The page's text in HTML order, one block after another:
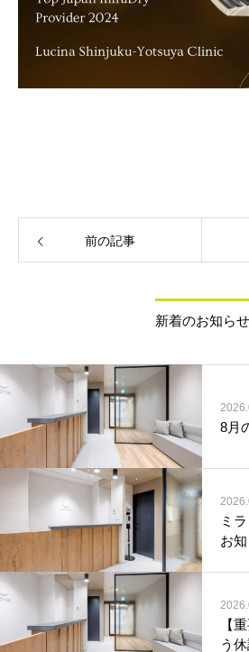
前の記事
新着のお知らせ
8月
ミ
お
【
う